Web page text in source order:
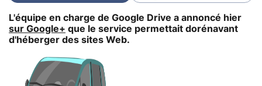
L'équipe en charge de Google Drive a annoncé hier
sur Google+ que le service permettait dorénavant
d'héberger des sites Web.